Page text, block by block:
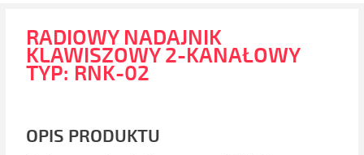
RADIOWY NADAJNIK
KLAWISZOWY 2-KANAŁOWY
TYP: RNK-02
OPIS PRODUKTU